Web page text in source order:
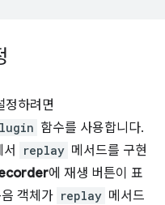
정하려면
함수를 사용합니다.
replay 메서드를 구현
에 재생 버튼이 표
객체가 replay 메서드